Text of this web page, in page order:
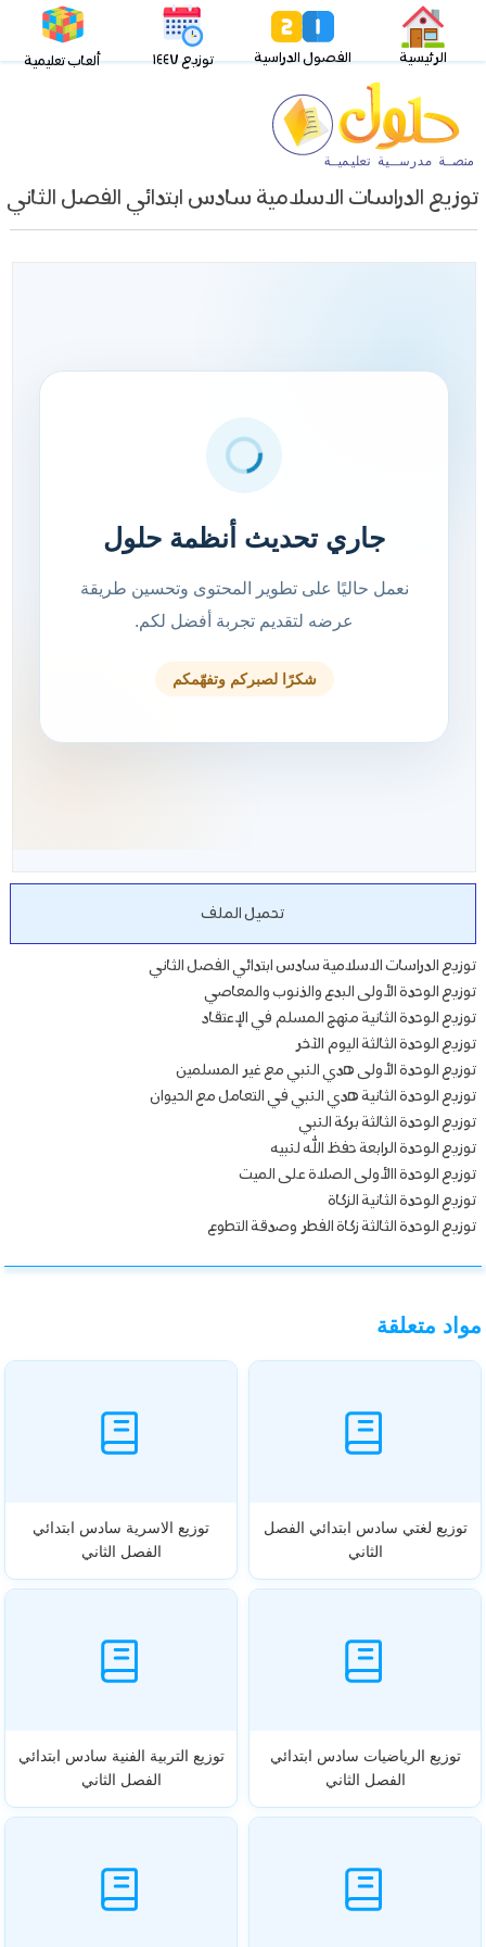
الرئيسية الفصول الدراسية توزيع ١٤٤٧ ألعاب تعليمية
توزيع الدراسات الاسلامية سادس ابتدائي الفصل الثاني
تحميل الملف
توزيع الدراسات الاسلامية سادس ابتدائي الفصل الثاني
توزيع الوحدة الأولى البدع والذنوب والمعاصي
توزيع الوحدة الثانية منهج المسلم في الإعتقاد
توزيع الوحدة الثالثة اليوم الآخر
توزيع الوحدة الأولى هدي النبي مع غير المسلمين
توزيع الوحدة الثانية هدي النبي في التعامل مع الحيوان
توزيع الوحدة الثالثة بركة النبي
توزيع الوحدة الرابعة حفظ الله لنبيه
توزيع الوحدة االأولى الصلاة على الميت
توزيع الوحدة الثانية الزكاة
توزيع الوحدة الثالثة زكاة الفطر وصدقة التطوع
مواد متعلقة
توزيع لغتي سادس ابتدائي الفصل
الثاني
توزيع الاسرية سادس ابتدائي
الفصل الثاني
توزيع الرياضيات سادس ابتدائي
الفصل الثاني
توزيع التربية الفنية سادس ابتدائي
الفصل الثاني